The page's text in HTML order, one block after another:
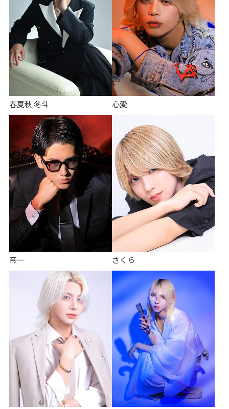
歌舞伎町 立川 大宮 熊谷 神奈川
千葉 土浦 水戸 すすきの 仙台
宇都宮 長野 前橋 伊勢崎
名古屋 新潟 金沢
歌舞伎町 立川 大宮 熊谷 神奈川
千葉 土浦 水戸 すすきの 仙台
宇都宮 長野 前橋 伊勢崎
名古屋 新潟 金沢
春夏秋 冬斗 心愛
帝一 さくら